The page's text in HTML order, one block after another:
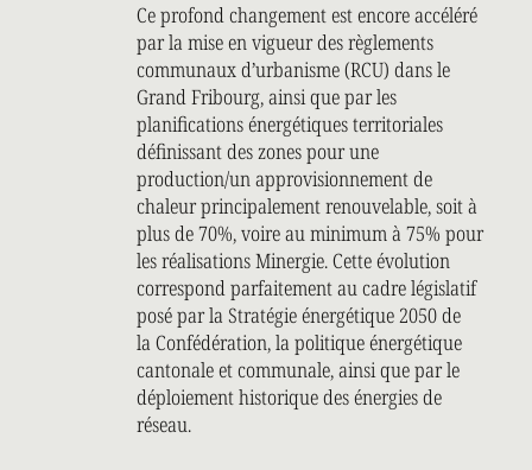
Ce profond changement est encore accéléré
par la mise en vigueur des règlements
communaux d’urbanisme (RCU) dans le
Grand Fribourg, ainsi que par les
planifications énergétiques territoriales
définissant des zones pour une
production/un approvisionnement de
chaleur principalement renouvelable, soit à
plus de 70%, voire au minimum à 75% pour
les réalisations Minergie. Cette évolution
correspond parfaitement au cadre législatif
posé par la Stratégie énergétique 2050 de
la Confédération, la politique énergétique
cantonale et communale, ainsi que par le
déploiement historique des énergies de
réseau.